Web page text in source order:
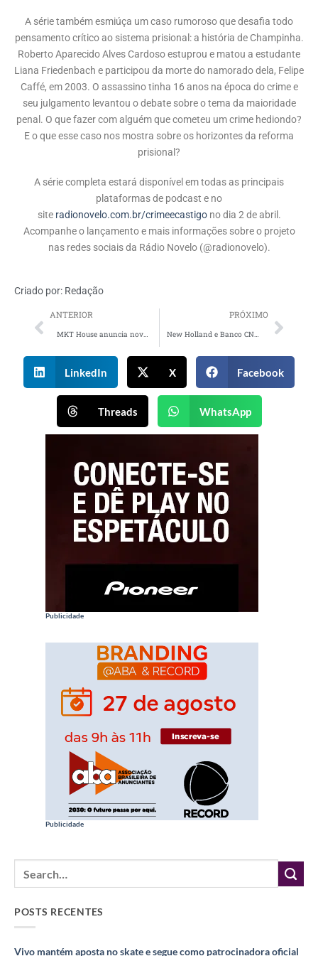
A série também esmiúça um caso rumoroso que desafia todo
pensamento crítico ao sistema prisional: a história de Champinha.
Roberto Aparecido Alves Cardoso estuprou e matou a estudante
Liana Friedenbach e participou da morte do namorado dela, Felipe
Caffé, em 2003. O assassino tinha 16 anos na época do crime e
seu julgamento levantou o debate sobre o tema da maioridade
penal. O que fazer com alguém que cometeu um crime hediondo?
E o que esse caso nos mostra sobre os horizontes da reforma
prisional?
A série completa estará disponível em todas as principais
plataformas de podcast e no
site radionovelo.com.br/crimeecastigono dia 2 de abril.
Acompanhe o lançamento e mais informações sobre o projeto
nas redes sociais da Rádio Novelo (@radionovelo).
Criado por: Redação
ANTERIOR
MKT House anuncia novos reforços
PRÓXIMO
New Holland e Banco CNH Industrial apoiam o Festival de Curitiba
LinkedIn X Facebook
Threads WhatsApp
Publicidade
Publicidade
POSTS RECENTES
Vivo mantém aposta no skate e segue como patrocinadora oficial